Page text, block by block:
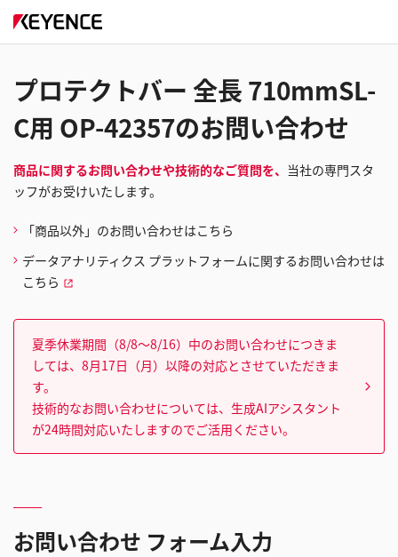
プロテクトバー 全長 710mmSL-
C用 OP-42357のお問い合わせ
商品に関するお問い合わせや技術的なご質問を、 当社の専門スタ
ッフがお受けいたします。
「商品以外」のお問い合わせはこちら
データアナリティクス プラットフォームに関するお問い合わせは
こちら
夏季休業期間（8/8～8/16）中のお問い合わせにつきま
しては、8月17日（月）以降の対応とさせていただきま
す。
技術的なお問い合わせについては、生成AIアシスタント
が24時間対応いたしますのでご活用ください。
お問い合わせ フォーム入力